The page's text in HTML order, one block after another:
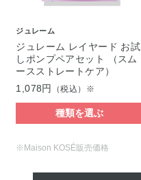
ジュレーム
ジュレーム レイヤード お試
しポンプペアセット （スム
ースストレートケア）
1,078円
（税込）※
種類を選ぶ
※Maison KOSÉ販売価格